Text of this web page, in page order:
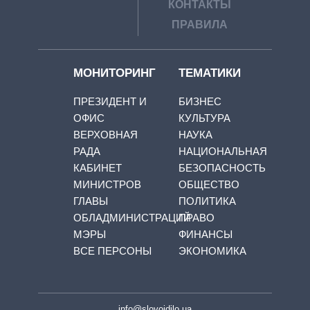
КОНТАКТЫ
ПРАВИЛА
МОНИТОРИНГ
ПРЕЗИДЕНТ И
ОФИС
ВЕРХОВНАЯ
РАДА
КАБИНЕТ
МИНИСТРОВ
ГЛАВЫ
ОБЛАДМИНИСТРАЦИЙ
МЭРЫ
ВСЕ ПЕРСОНЫ
ТЕМАТИКИ
БИЗНЕС
КУЛЬТУРА
НАУКА
НАЦИОНАЛЬНАЯ
БЕЗОПАСНОСТЬ
ОБЩЕСТВО
ПОЛИТИКА
ПРАВО
ФИНАНСЫ
ЭКОНОМИКА